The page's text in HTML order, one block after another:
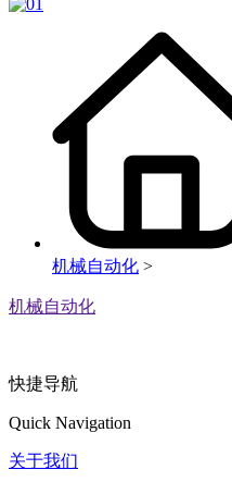
机械自动化 >
机械自动化
快捷导航
Quick Navigation
关于我们